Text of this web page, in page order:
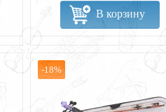
В корзину
-18%